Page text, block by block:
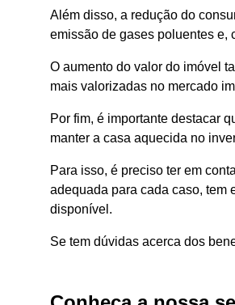
Além disso, a redução do
emissão de gases poluentes e,
O aumento do valor do imóvel
mais valorizadas no mercado
Por fim, é importante destacar
manter a casa aquecida no
Para isso, é preciso ter em
adequada para cada caso, tem
disponível.
Se tem dúvidas acerca dos